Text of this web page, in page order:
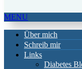
MENU
Über mich
Schreib mir
Links
Diabetes